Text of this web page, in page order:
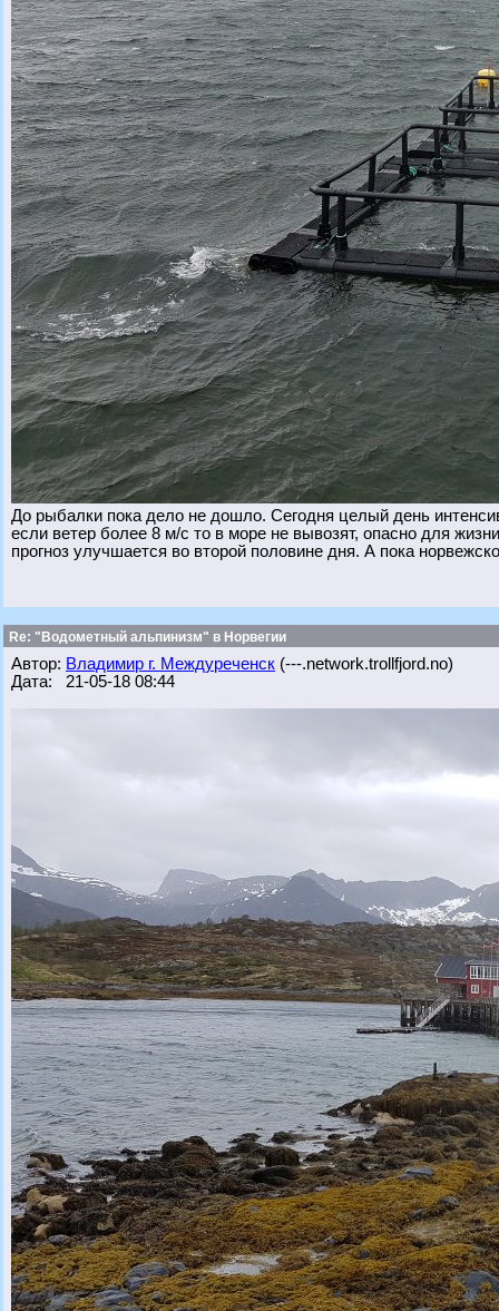
До рыбалки пока дело не дошло. Сегодня целый день
если ветер более 8 м/с то в море не вывозят, опасно для
прогноз улучшается во второй половине дня. А пока
Re: "Водометный альпинизм" в Норвегии
Автор: Владимир г. Междуреченск (---.network.trollfjord.no)
Дата: 21-05-18 08:44